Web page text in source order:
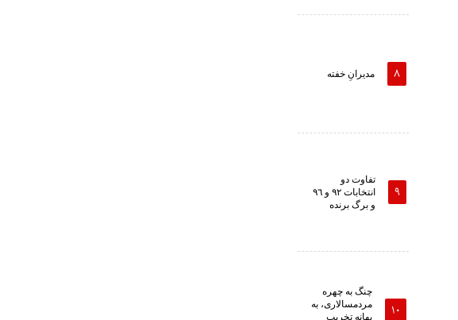
مدیرانِ خفته
تفاوت دو
انتخابات ٩٢ و ٩٦
و برگ برنده
چنگ به چهره
مردمسالاری، به
بهانه تخریب